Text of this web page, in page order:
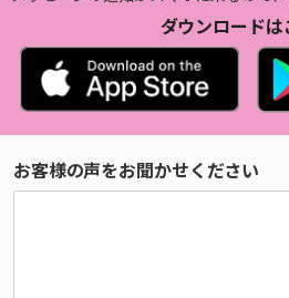
ダウンロードは
お客様の声をお聞かせください